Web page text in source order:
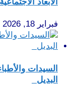
فبراير 18, 2026
السيدات
البديل